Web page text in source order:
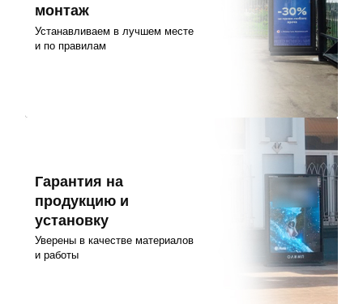
монтаж
Устанавливаем в лучшем месте
и по правилам
Гарантия на
продукцию и
установку
Уверены в качестве материалов
и работы